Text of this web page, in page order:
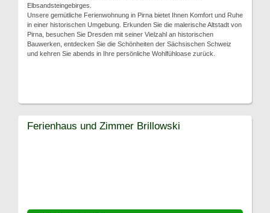
Elbsandsteingebirges.
Unsere gemütliche Ferienwohnung in Pirna bietet Ihnen Komfort und Ruhe
in einer historischen Umgebung. Erkunden Sie die malerische Altstadt von
Pirna, besuchen Sie Dresden mit seiner Vielzahl an historischen
Bauwerken, entdecken Sie die Schönheiten der Sächsischen Schweiz
und kehren Sie abends in Ihre persönliche Wohlfühloase zurück.
Ferienhaus und Zimmer Brillowski